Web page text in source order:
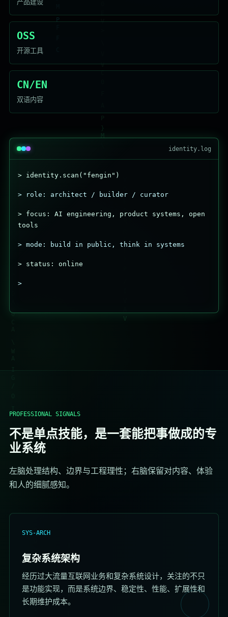
OSS
开源工具
CN/EN
双语内容
identity.log
> identity.scan("fengin")
> role: architect / builder / curator
> focus: AI engineering, product systems, open
tools
> mode: build in public, think in systems
> status: online
>
PROFESSIONAL SIGNALS
不是单点技能，是一套能把事做成的专
业系统
左脑处理结构、边界与工程理性；右脑保留对内容、体验
和人的细腻感知。
SYS-ARCH
复杂系统架构
经历过大流量互联网业务和复杂系统设计，关注的不只
是功能实现，而是系统边界、稳定性、性能、扩展性和
长期维护成本。